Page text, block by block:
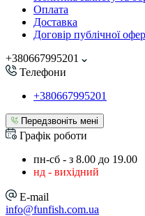
Оплата
Доставка
Договір публічної
+380667995201
Телефони
+380667995201
Передзвоніть мені
Графік роботи
пн-сб - з 8.00 до 19.00
нд - вихідний
E-mail
info@funfish.com.ua